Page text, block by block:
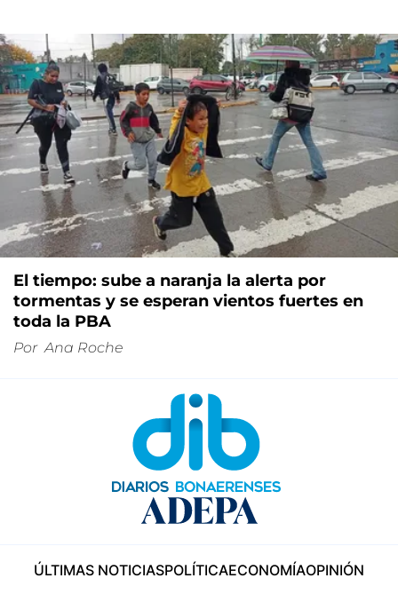
El tiempo: sube a naranja la alerta por
tormentas y se esperan vientos fuertes en
toda la PBA
Por Ana Roche
ÚLTIMAS NOTICIASPOLÍTICAECONOMÍAOPINIÓN